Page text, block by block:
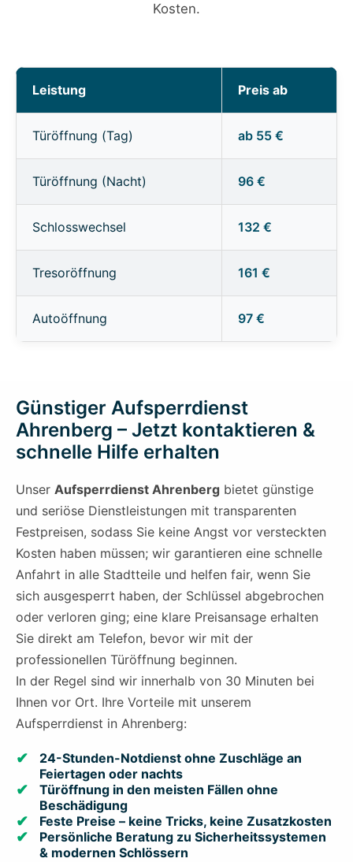
Kosten.
Leistung Preis ab
Türöffnung (Tag) ab 55 €
Türöffnung (Nacht) 96 €
Schlosswechsel 132 €
Tresoröffnung 161 €
Autoöffnung 97 €
Günstiger Aufsperrdienst
Ahrenberg – Jetzt kontaktieren &
schnelle Hilfe erhalten
Unser Aufsperrdienst Ahrenberg bietet günstige
und seriöse Dienstleistungen mit transparenten
Festpreisen, sodass Sie keine Angst vor versteckten
Kosten haben müssen; wir garantieren eine schnelle
Anfahrt in alle Stadtteile und helfen fair, wenn Sie
sich ausgesperrt haben, der Schlüssel abgebrochen
oder verloren ging; eine klare Preisansage erhalten
Sie direkt am Telefon, bevor wir mit der
professionellen Türöffnung beginnen.
In der Regel sind wir innerhalb von 30 Minuten bei
Ihnen vor Ort. Ihre Vorteile mit unserem
Aufsperrdienst in Ahrenberg:
24-Stunden-Notdienst ohne Zuschläge an
Feiertagen oder nachts
Türöffnung in den meisten Fällen ohne
Beschädigung
Feste Preise – keine Tricks, keine Zusatzkosten
Persönliche Beratung zu Sicherheitssystemen
& modernen Schlössern